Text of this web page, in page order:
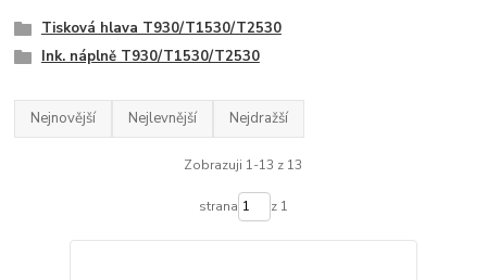
Tisková hlava T930/T1530/T2530
Ink. náplně T930/T1530/T2530
Nejnovější Nejlevnější Nejdražší
Zobrazuji 1-13 z 13
strana z 1